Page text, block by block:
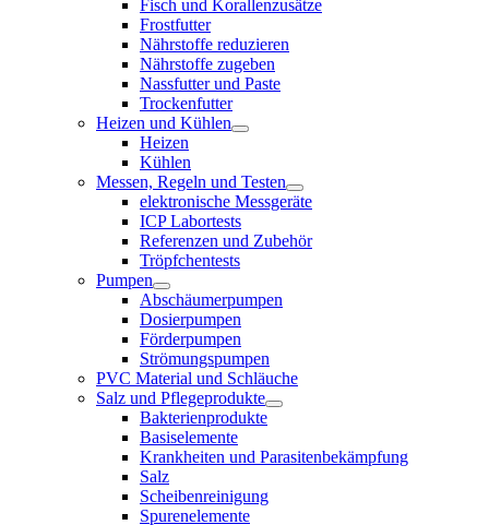
Fisch und Korallenzusätze
Frostfutter
Nährstoffe reduzieren
Nährstoffe zugeben
Nassfutter und Paste
Trockenfutter
Heizen und Kühlen
Heizen
Kühlen
Messen, Regeln und Testen
elektronische Messgeräte
ICP Labortests
Referenzen und Zubehör
Tröpfchentests
Pumpen
Abschäumerpumpen
Dosierpumpen
Förderpumpen
Strömungspumpen
PVC Material und Schläuche
Salz und Pflegeprodukte
Bakterienprodukte
Basiselemente
Krankheiten und Parasitenbekämpfung
Salz
Scheibenreinigung
Spurenelemente